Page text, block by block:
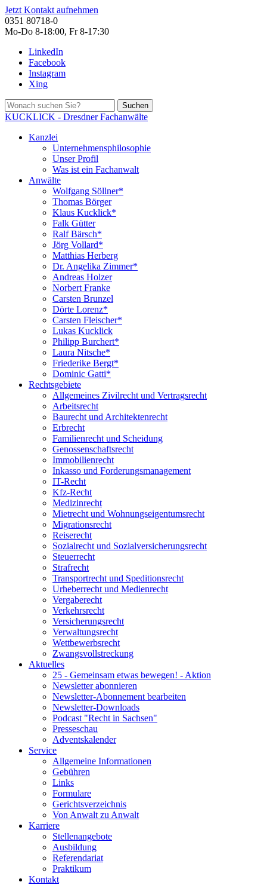
Jetzt Kontakt aufnehmen
0351 80718-0
Mo-Do 8-18:00, Fr 8-17:30
LinkedIn
Facebook
Instagram
Xing
Suchen
KUCKLICK - Dresdner Fachanwälte
Kanzlei
Unternehmensphilosophie
Unser Profil
Was ist ein Fachanwalt
Anwälte
Wolfgang Söllner*
Thomas Börger
Klaus Kucklick*
Falk Gütter
Ralf Bärsch*
Jörg Vollard*
Matthias Herberg
Dr. Angelika Zimmer*
Andreas Holzer
Norbert Franke
Carsten Brunzel
Dörte Lorenz*
Carsten Fleischer*
Lukas Kucklick
Philipp Burchert*
Laura Nitsche*
Friederike Bergt*
Dominic Gatti*
Rechtsgebiete
Allgemeines Zivilrecht und Vertragsrecht
Arbeitsrecht
Baurecht und Architektenrecht
Erbrecht
Familienrecht und Scheidung
Genossenschaftsrecht
Immobilienrecht
Inkasso und Forderungsmanagement
IT-Recht
Kfz-Recht
Medizinrecht
Mietrecht und Wohnungseigentumsrecht
Migrationsrecht
Reiserecht
Sozialrecht und Sozialversicherungsrecht
Steuerrecht
Strafrecht
Transportrecht und Speditionsrecht
Urheberrecht und Medienrecht
Vergaberecht
Verkehrsrecht
Versicherungsrecht
Verwaltungsrecht
Wettbewerbsrecht
Zwangsvollstreckung
Aktuelles
25 - Gemeinsam etwas bewegen! - Aktion
Newsletter abonnieren
Newsletter-Abonnement bearbeiten
Newsletter-Downloads
Podcast "Recht in Sachsen"
Presseschau
Adventskalender
Service
Allgemeine Informationen
Gebühren
Links
Formulare
Gerichtsverzeichnis
Von Anwalt zu Anwalt
Karriere
Stellenangebote
Ausbildung
Referendariat
Praktikum
Kontakt